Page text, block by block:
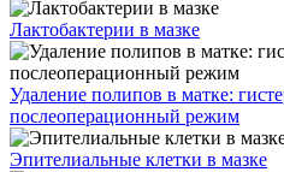
Лактобактерии в мазке
Удаление полипов в матке:
послеоперационный режим
Эпителиальные клетки в мазке